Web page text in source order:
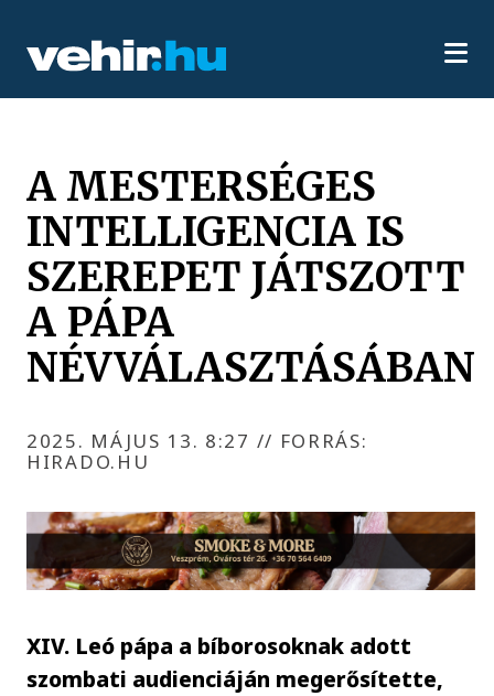
A MESTERSÉGES
INTELLIGENCIA IS
SZEREPET JÁTSZOTT
A PÁPA
NÉVVÁLASZTÁSÁBAN
2025. MÁJUS 13. 8:27 // FORRÁS:
HIRADO.HU
XIV. Leó pápa a bíborosoknak adott
szombati audienciáján megerősítette,